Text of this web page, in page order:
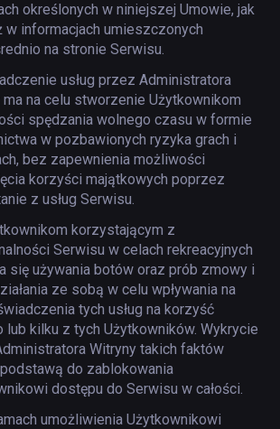
określonych w niniejszej Umowie, jak
w informacjach umieszczonych
na stronie Serwisu.
usług przez Administratora
ma na celu stworzenie Użytkownikom
spędzania wolnego czasu w formie
w pozbawionych ryzyka grach i
bez zapewnienia możliwości
korzyści majątkowych poprzez
z usług Serwisu.
korzystającym z
Serwisu w celach rekreacyjnych
się używania botów oraz prób zmowy i
ze sobą w celu wpływania na
tych usług na korzyść
lub kilku z tych Użytkowników. Wykrycie
Witryny takich faktów
do zablokowania
dostępu do Serwisu w całości.
umożliwienia Użytkownikowi